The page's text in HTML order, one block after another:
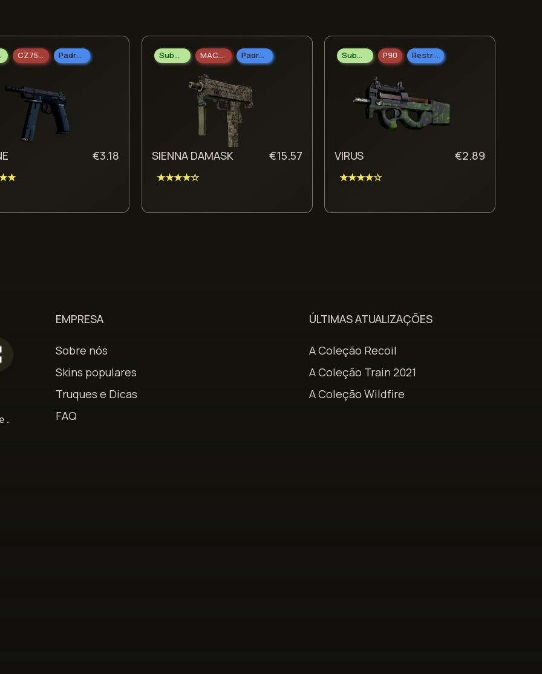
CZ75-Auto Padrão Militar
€3.18
Submetralhadoras MAC-10 Padrão Doméstico
SIENNA DAMASK €15.57
★★★★☆
Submetralhadoras P90 Restrito
VIRUS €2.89
★★★★☆
EMPRESA
Sobre nós
Skins populares
Truques e Dicas
FAQ
ÚLTIMAS ATUALIZAÇÕES
A Coleção Recoil
A Coleção Train 2021
A Coleção Wildfire